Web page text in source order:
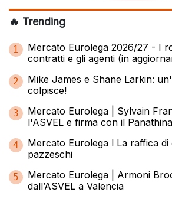
🔥 Trending
1
Mercato Eurolega 2026/27 - I
contratti e gli agenti (in
2
Mike James e Shane Larkin:
colpisce!
3
Mercato Eurolega | Sylvain
l'ASVEL e firma con il
4
Mercato Eurolega l La raffica
pazzeschi
5
Mercato Eurolega | Armoni
dall’ASVEL a Valencia